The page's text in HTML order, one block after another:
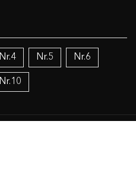
Nr.4 Nr.5 Nr.6
Nr.10